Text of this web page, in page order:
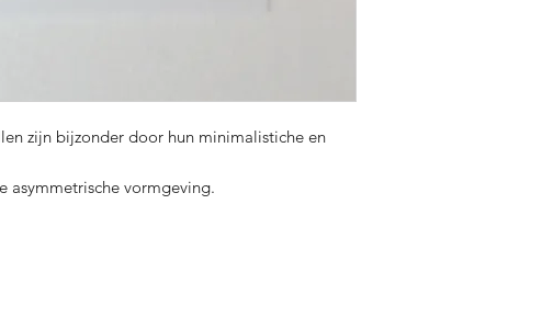
zijn bijzonder door hun minimalistiche en
asymmetrische vormgeving.